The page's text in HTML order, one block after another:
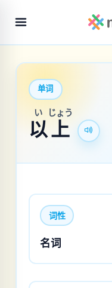
单词
以
い
上
じょう
词性
名词